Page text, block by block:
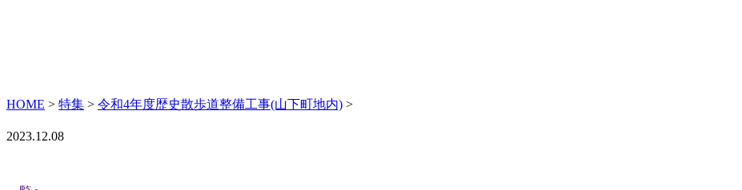
HOME > 特集 > 令和4年度歴史散歩道整備工事(山下町地内) >
2023.12.08